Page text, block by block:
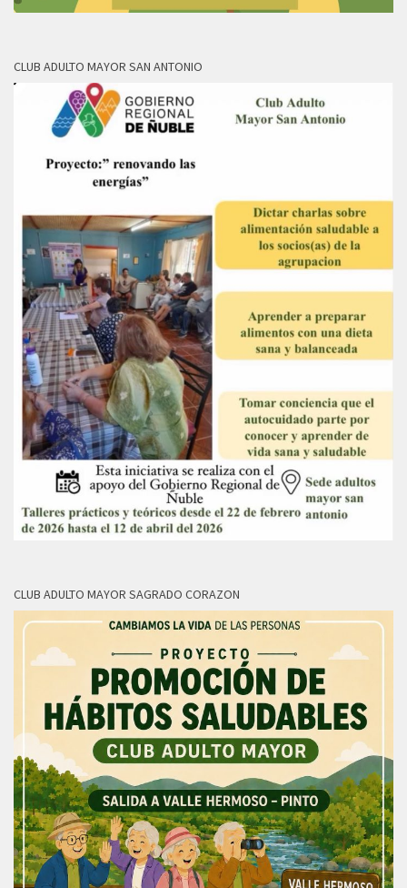
CLUB ADULTO MAYOR SAN ANTONIO
CLUB ADULTO MAYOR SAGRADO CORAZON